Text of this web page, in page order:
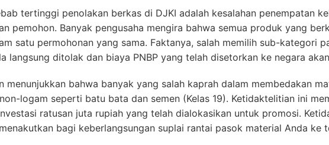
tertinggi penolakan berkas di DJKI adalah kesalahan penempatan
pemohon. Banyak pengusaha mengira bahwa semua produk yang
satu permohonan yang sama. Faktanya, salah memilih sub-kategori
langsung ditolak dan biaya PNBP yang telah disetorkan ke negara
menunjukkan bahwa banyak yang salah kaprah dalam membedakan
logam seperti batu bata dan semen (Kelas 19). Ketidaktelitian ini
ratusan juta rupiah yang telah dialokasikan untuk promosi.
bagi keberlangsungan suplai rantai pasok material Anda ke